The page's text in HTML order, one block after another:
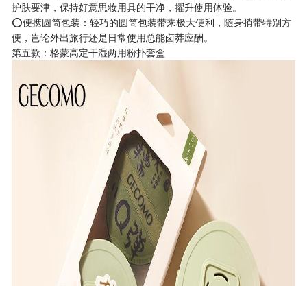
护肤要津，保持好意思妆用具的干净，擢升使用体验。
⭕便携圆筒包装：轻巧的圆筒包装带来极大便利，随身捎带特别方
便，岂论外出旅行还是日常使用总能卤莽应酬。
第五款：格蒙高定干湿两用粉扑套盒